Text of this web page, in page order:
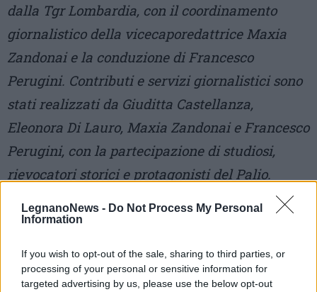
LegnanoNews - Do Not Process My Personal
Information
If you wish to opt-out of the sale, sharing to third parties, or
processing of your personal or sensitive information for
targeted advertising by us, please use the below opt-out
dalla Tgr Lombardia, con il coordinamento
giornalistico della vicecaporedattrice Maxia
Zandonai e la conduzione di Francesco
Perugini. Contributi e servizi giornalistici sono
stati realizzati da Giuditta Castellanza,
Eleonora Di Lauro, Maxia Zandonai e Francesco
Perugini, con la partecipazione di studiosi,
rievocatori storici e protagonisti del Palio.